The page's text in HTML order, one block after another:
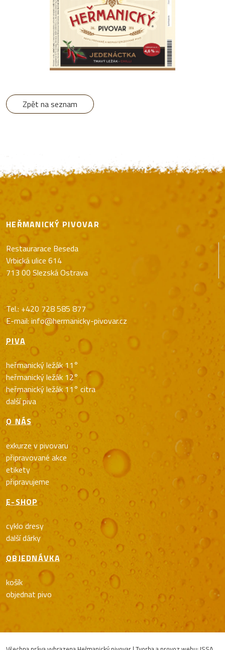
HEŘMANICKÝ PIVOVAR
Restaurarace Beseda
Vrbická ulice 614
713 00 Slezská Ostrava
Tel.: +420 728 585 877
E-mail: info@hermanicky-pivovar.cz
PIVA
heřmanický ležák 11°
heřmanický ležák 12°
heřmanický ležák 11° citra
další piva
O NÁS
exkurze v pivovaru
připravované akce
etikety
připravujeme
E-SHOP
cyklo dresy
další dárky
OBJEDNÁVKA
košík
objednat pivo